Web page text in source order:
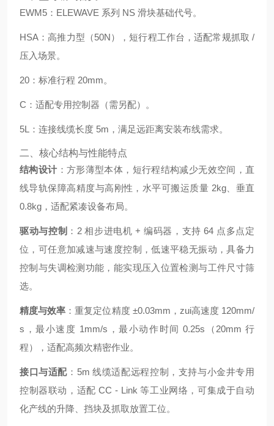
EWM5：ELEWAVE 系列 NS 滑块基础代号。
HSA：高推力型（50N），短行程工作台，适配常规抓取 /
压入场景。
20：标准行程 20mm。
C：适配专用控制器（需另配）。
5L：连接线缆长度 5m，满足远距离安装布线需求。
二、核心结构与性能特点
结构设计 ：方形薄型本体，短行程结构减少无效空间，直
线导轨保障高精度与高刚性，水平可搬运质量 2kg、垂直
0.8kg，适配紧凑设备布局。
驱动与控制 ：2 相步进电机 + 编码器，支持 64 点多点定
位，可任意加减速与速度控制，低速平稳无振动，具备力
控制与失调检测功能，能实现压入位置检测与工件尺寸筛
选。
精度与效率 ：重复定位精度 ±0.03mm，zui高速度 120mm/
s，最小速度 1mm/s，最小动作时间 0.25s（20mm 行
程），适配高频次精密作业。
接口与适配 ：5m 线缆适配远程控制，支持与小金井专用
控制器联动，适配 CC - Link 等工业网络，可集成于自动
化产线的升降、挡块及抓取放置工位。